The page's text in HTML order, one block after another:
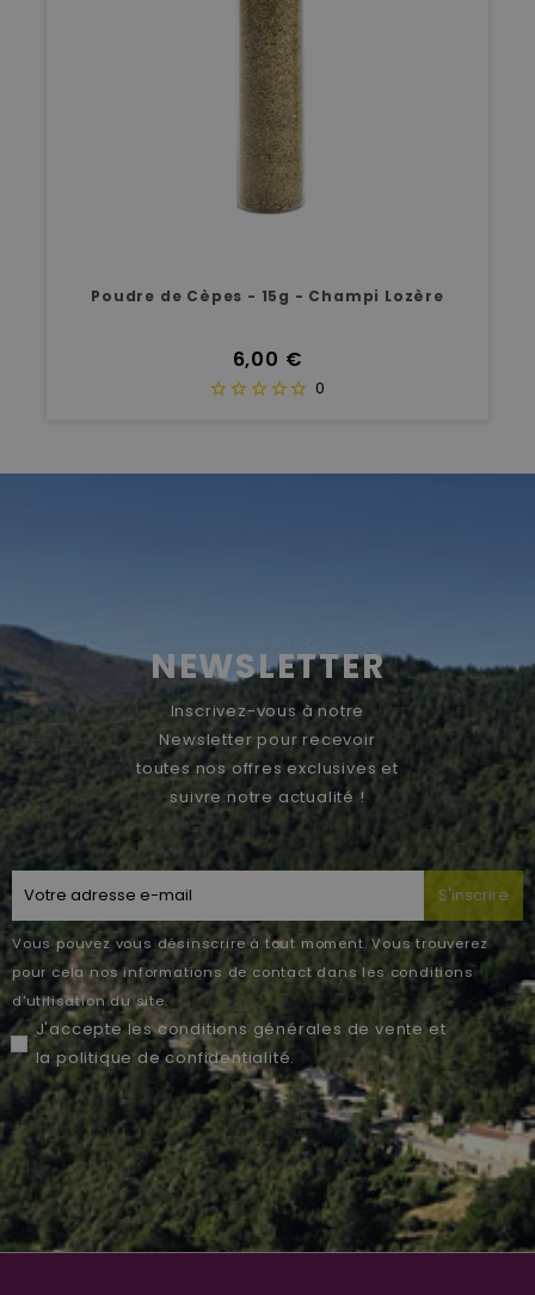
Poudre de Cèpes - 15g - Champi Lozère
Prix
6,00 €
0
NEWSLETTER
Inscrivez-vous à notre
Newsletter pour recevoir
toutes nos offres exclusives et
suivre notre actualité !
S'inscrire
Vous pouvez vous désinscrire à tout moment. Vous trouverez
pour cela nos informations de contact dans les conditions
d'utilisation du site.
J'accepte lesconditions générales de vente et
la politique de confidentialité.